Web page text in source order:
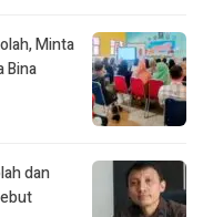
Minta
Bina
dan